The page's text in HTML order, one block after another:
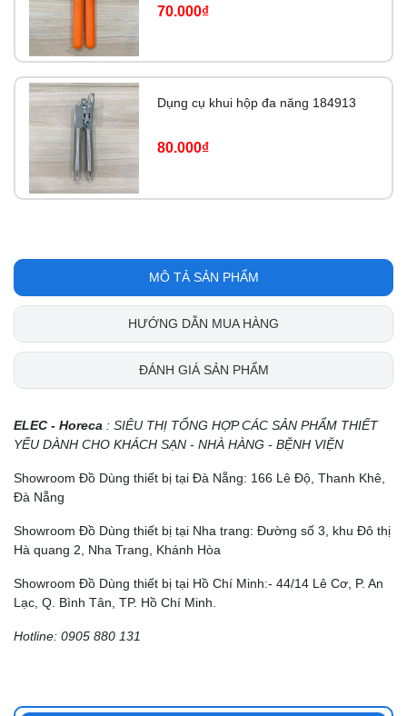
70.000₫
Dụng cụ khui hộp đa năng 184913
80.000₫
MÔ TẢ SẢN PHẨM
HƯỚNG DẪN MUA HÀNG
ĐÁNH GIÁ SẢN PHẨM
ELEC - Horeca : SIÊU THỊ TỔNG HỢP CÁC SẢN PHẨM THIẾT
YẾU DÀNH CHO KHÁCH SẠN - NHÀ HÀNG - BỆNH VIỆN
Showroom Đồ Dùng thiết bị tại Đà Nẵng: 166 Lê Độ, Thanh Khê,
Đà Nẵng
Showroom Đồ Dùng thiết bị tại Nha trang: Đường số 3, khu Đô thị
Hà quang 2, Nha Trang, Khánh Hòa
Showroom Đồ Dùng thiết bị tại Hồ Chí Minh:- 44/14 Lê Cơ, P. An
Lạc, Q. Bình Tân, TP. Hồ Chí Minh.
Hotline: 0905 880 131